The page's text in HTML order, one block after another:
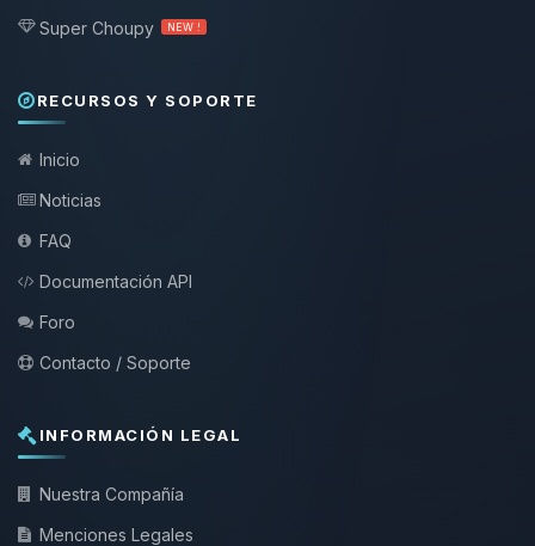
Super Choupy NEW !
RECURSOS Y SOPORTE
Inicio
Noticias
FAQ
Documentación API
Foro
Contacto / Soporte
INFORMACIÓN LEGAL
Nuestra Compañía
Menciones Legales